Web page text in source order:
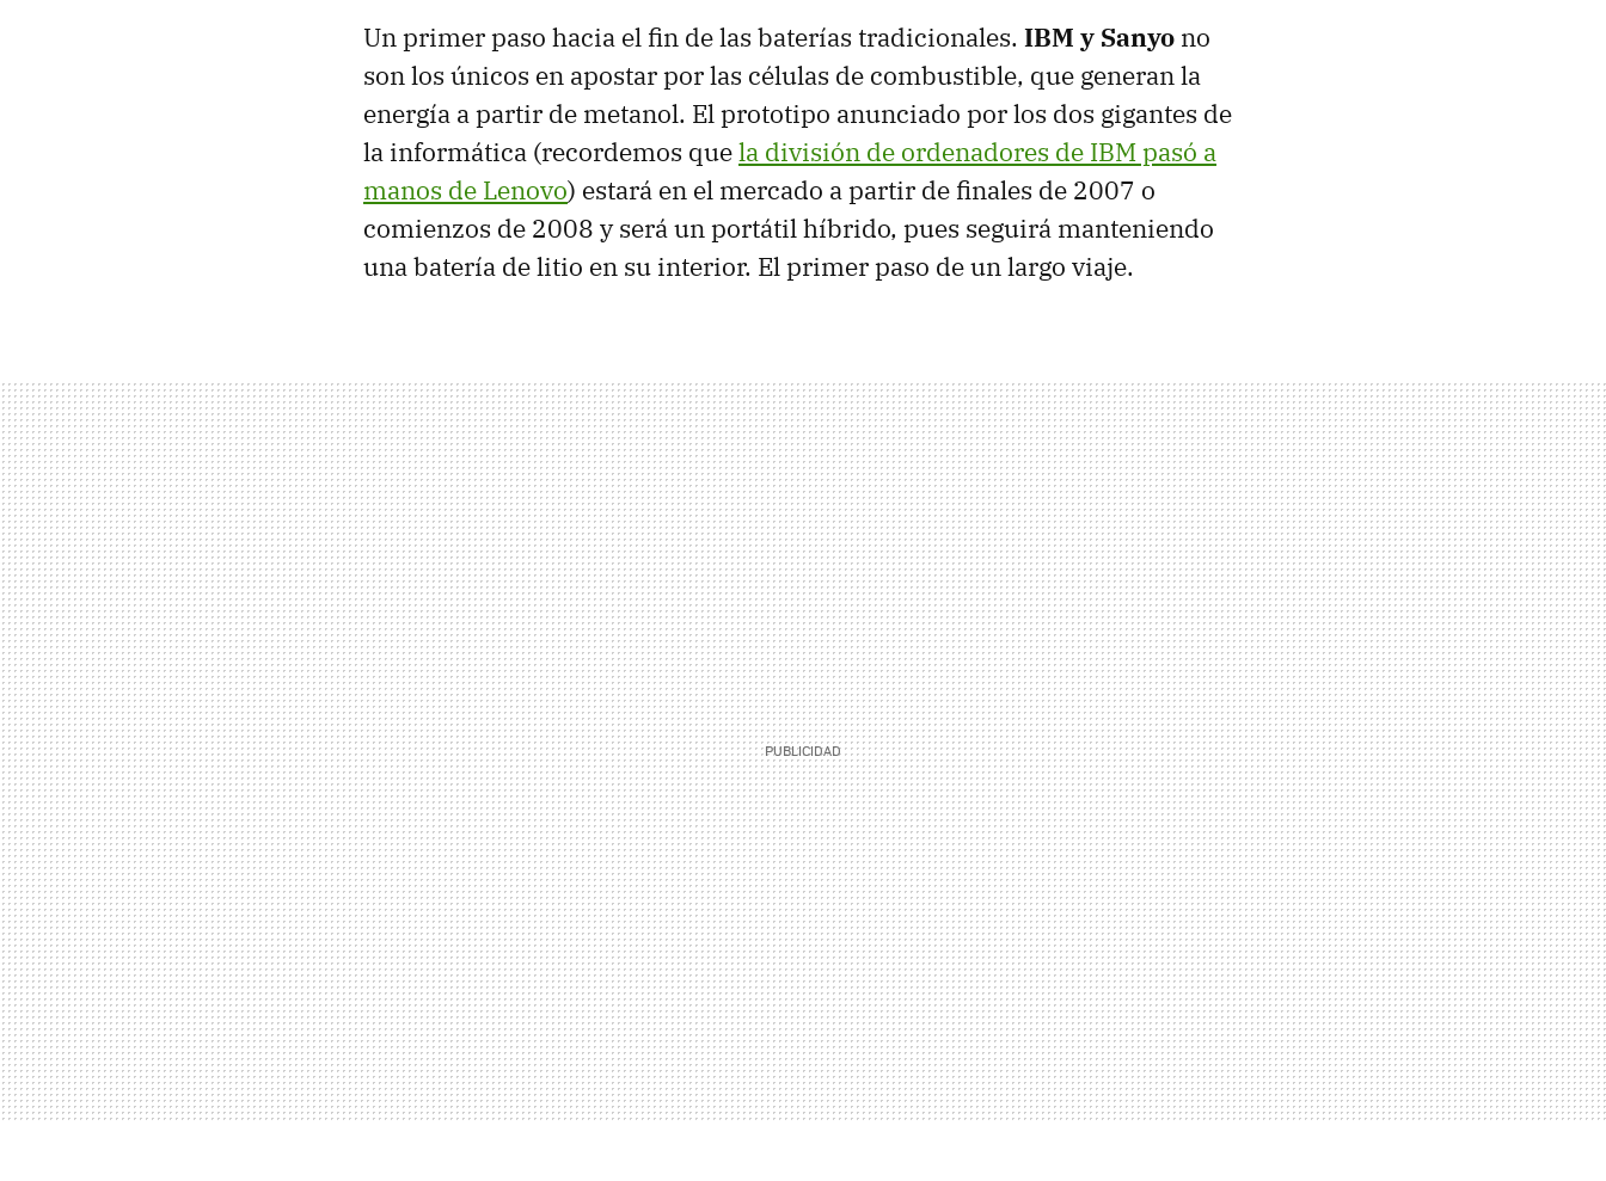
Un primer paso hacia el fin de las baterías tradicionales. IBM y Sanyo no
son los únicos en apostar por las células de combustible, que generan la
energía a partir de metanol. El prototipo anunciado por los dos gigantes de
la informática (recordemos quela división de ordenadores de IBM pasó a
manos de Lenovo) estará en el mercado a partir de finales de 2007 o
comienzos de 2008 y será un portátil híbrido, pues seguirá manteniendo
una batería de litio en su interior. El primer paso de un largo viaje.